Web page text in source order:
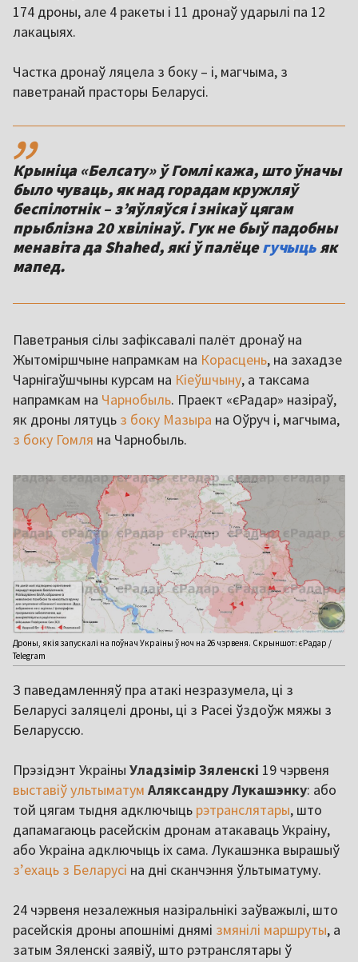
174 дроны, але 4 ракеты і 11 дронаў ударылі па 12
лакацыях.
Частка дронаў ляцела з боку – і, магчыма, з
паветранай прасторы Беларусі.
,,
Крыніца «Белсату» ў Гомлі кажа, што ўначы
было чуваць, як над горадам кружляў
беспілотнік – з’яўляўся і знікаў цягам
прыблізна 20 хвілінаў. Гук не быў падобны
менавіта да Shahed, які ў палёцегучыцьяк
мапед.
Паветраныя сілы зафіксавалі палёт дронаў на
Жытоміршчыне напрамкам на Корасцень, на захадзе
Чарнігаўшчыны курсам на Кіеўшчыну, а таксама
напрамкам на Чарнобыль. Праект «єРадар» назіраў,
як дроны лятуць з боку Мазыра на Оўруч і, магчыма,
з боку Гомля на Чарнобыль.
Дроны, якія запускалі на поўнач Украіны ў ноч на 26 чэрвеня. Скрыншот: єРадар /
Telegram
З паведамленняў пра атакі незразумела, ці з
Беларусі заляцелі дроны, ці з Расеі ўздоўж мяжы з
Беларуссю.
Прэзідэнт Украіны Уладзімір Зяленскі 19 чэрвеня
выставіў ультыматум Аляксандру Лукашэнку: або
той цягам тыдня адключыць рэтранслятары, што
дапамагаюць расейскім дронам атакаваць Украіну,
або Украіна адключыць іх сама. Лукашэнка вырашыў
з’ехаць з Беларусі на дні сканчэння ўльтыматуму.
24 чэрвеня незалежныя назіральнікі заўважылі, што
расейскія дроны апошнімі днямі змянілі маршруты, а
затым Зяленскі заявіў, што рэтранслятары ў